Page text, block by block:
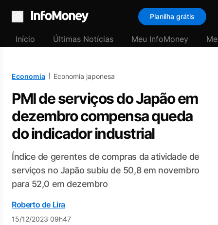
Menu
Planilha grátis
Início Últimas Notícias Meu InfoMoney
Economia Economia japonesa
PMI de serviços do Japão em
dezembro compensa queda
do indicador industrial
Índice de gerentes de compras da atividade de
serviços no Japão subiu de 50,8 em novembro
para 52,0 em dezembro
Roberto de Lira
15/12/2023 09h47